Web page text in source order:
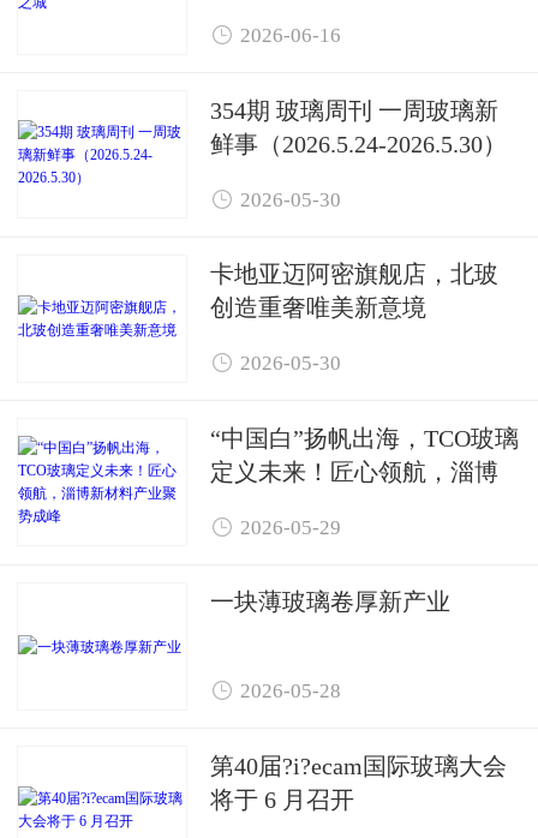
 2026-06-16
354期 玻璃周刊 一周玻璃新
鲜事（2026.5.24-2026.5.30）
 2026-05-30
卡地亚迈阿密旗舰店，北玻
创造重奢唯美新意境
 2026-05-30
“中国白”扬帆出海，TCO玻璃
定义未来！匠心领航，淄博
 2026-05-29
一块薄玻璃卷厚新产业
 2026-05-28
第40届?i?ecam国际玻璃大会
将于 6 月召开